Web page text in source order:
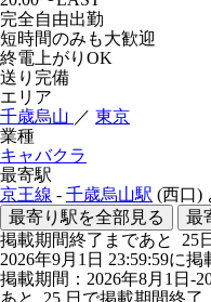
完全自由出勤
短時間のみも大歓迎
終電上がりOK
送り完備
エリア
千歳烏山 ／ 東京
業種
キャバクラ
最寄駅
京王線 - 千歳烏山駅 (西口)
最寄り駅を全部見る
最
掲載期間終了まであと 25日
2026年9月1日 23:59:59に掲
掲載期間：2026年8月1日-
あと 25 日で掲載期間終了